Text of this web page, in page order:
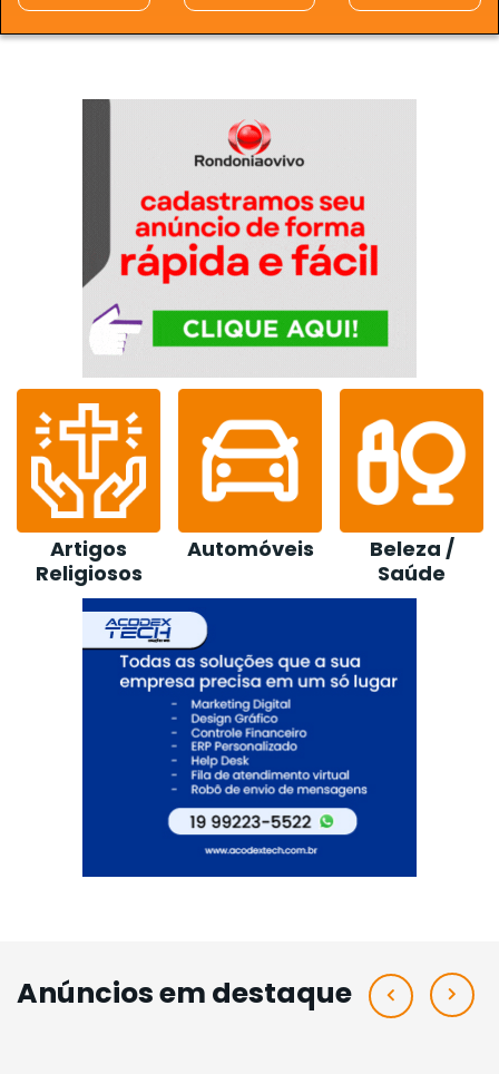
Beleza /
Comércio
Venda
Anúncios em destaque